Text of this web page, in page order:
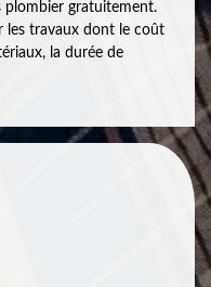
plombier gratuitement.
les travaux dont le coût
la durée de